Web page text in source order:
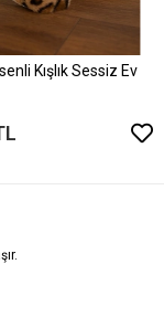
Kışlık Sessiz Ev